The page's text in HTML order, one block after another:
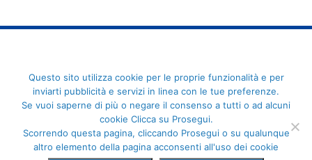
FederCUSI: Federazione Italiana dello Sport Universitario - Via
Angelo Brofferio, 7 - 00195 Roma - C.F. 80109270589
Questo sito utilizza cookie per le proprie funzionalità e per
inviarti pubblicità e servizi in linea con le tue preferenze.
Se vuoi saperne di più o negare il consenso a tutti o ad alcuni
cookie Clicca su Prosegui.
Scorrendo questa pagina, cliccando Prosegui o su qualunque
altro elemento della pagina acconsenti all'uso dei cookie